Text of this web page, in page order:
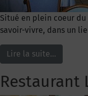
Situé en plein coeur
savoir-vivre, dans un
Lire la suite…
Restaurant